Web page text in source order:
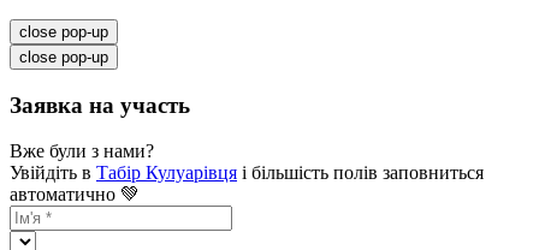
close pop-up
close pop-up
Заявка на участь
Вже були з нами?
Увійдіть в Табір Кулуарівця і більшість полів заповниться
автоматично 💚